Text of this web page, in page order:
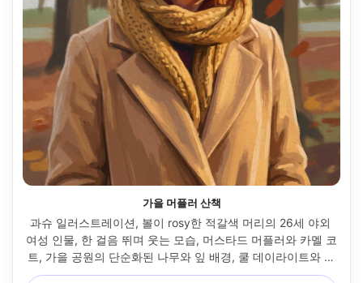
가을 머플러 산책
과슈 일러스트레이션, 볼이 rosy한 적갈색 머리의 26세 야외
여성 인물, 한 걸음 뛰며 웃는 모습, 머스타드 머플러와 카멜 코
트, 가을 공원의 단순화된 나무와 잎 배경, 쿨 데이라이트와 따
뜻한 반사광, 매트 안료, 두꺼운 불투명 레이어(코트), 배경은